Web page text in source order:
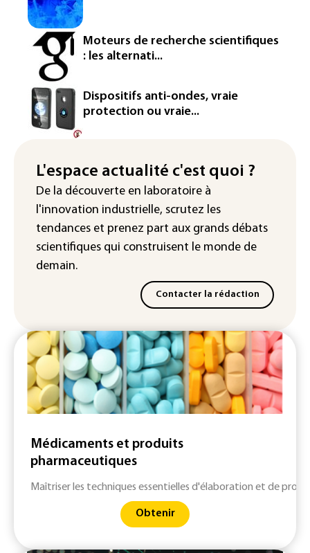
homologation
Iris³: Eutelsat investira 3,4 milliards
d'euros dans la future constellation
européenne
Le magazine VSD racheté par
l'entrepreneur Vianney d'Alançon
La production française de maïs
"Retour en force" progressif de la
chaleur dans les prochains jours en
France
Moteurs de recherche scientifiques
: les alternati...
Dispositifs anti-ondes, vraie
protection ou vraie...
L'espace actualité c'est quoi ?
De la découverte en laboratoire à
l'innovation industrielle, scrutez les
tendances et prenez part aux grands débats
scientifiques qui construisent le monde de
demain.
Contacter la rédaction
Médicaments et produits
pharmaceutiques
Maîtriser les techniques essentielles d'élaboration et de
Obtenir